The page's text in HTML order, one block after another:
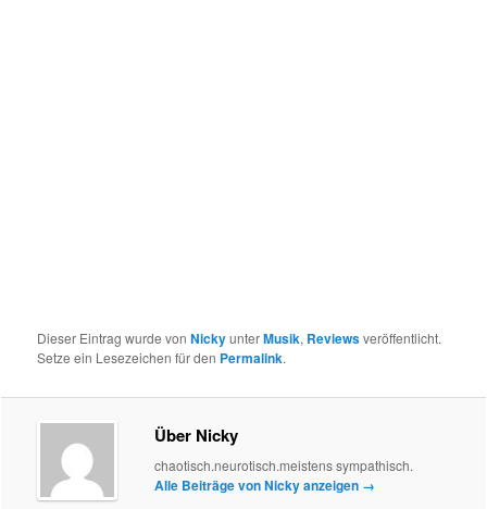
Dieser Eintrag wurde vonNickyunterMusik, Reviewsveröffentlicht.
Setze ein Lesezeichen für den Permalink.
Über Nicky
chaotisch.neurotisch.meistens sympathisch.
Alle Beiträge von Nicky anzeigen →